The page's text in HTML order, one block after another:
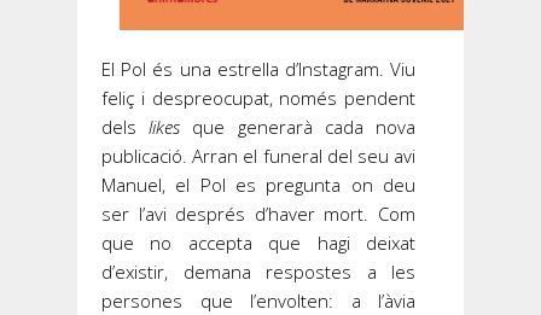
El Pol és una estrella d’Instagram. Viu
feliç i despreocupat, només pendent
delslikes que generarà cada nova
publicació. Arran el funeral del seu avi
Manuel, el Pol es pregunta on deu
ser l’avi després d’haver mort. Com
que no accepta que hagi deixat
d’existir, demana respostes a les
persones que l’envolten: a l’àvia